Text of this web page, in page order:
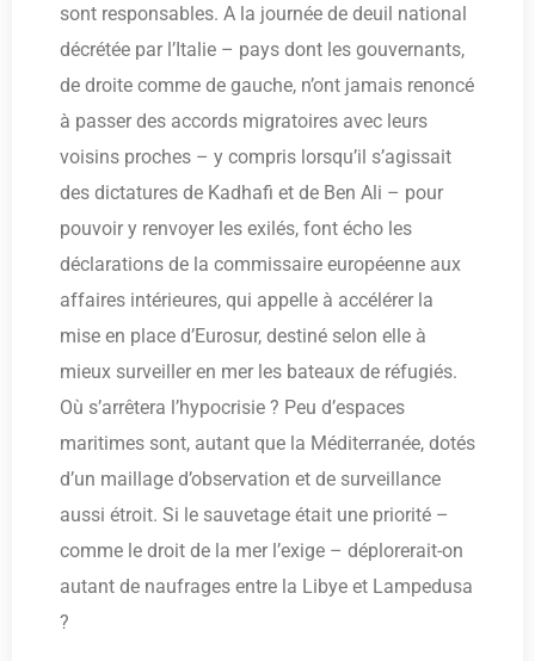
sont responsables. A la journée de deuil national
décrétée par l’Italie – pays dont les gouvernants,
de droite comme de gauche, n’ont jamais renoncé
à passer des accords migratoires avec leurs
voisins proches – y compris lorsqu’il s’agissait
des dictatures de Kadhafi et de Ben Ali – pour
pouvoir y renvoyer les exilés, font écho les
déclarations de la commissaire européenne aux
affaires intérieures, qui appelle à accélérer la
mise en place d’Eurosur, destiné selon elle à
mieux surveiller en mer les bateaux de réfugiés.
Où s’arrêtera l’hypocrisie ? Peu d’espaces
maritimes sont, autant que la Méditerranée, dotés
d’un maillage d’observation et de surveillance
aussi étroit. Si le sauvetage était une priorité –
comme le droit de la mer l’exige – déplorerait-on
autant de naufrages entre la Libye et Lampedusa
?